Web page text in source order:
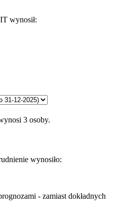
wynosił:
3 osoby.
wynosiło:
- zamiast dokładnych